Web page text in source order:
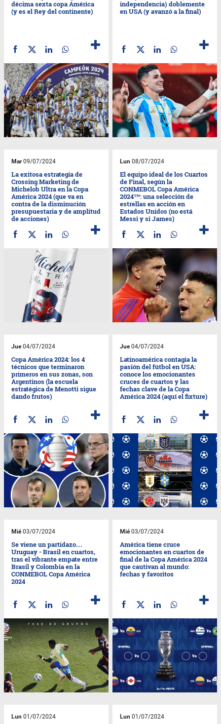
décima sexta copa América
(y es el Rey del continente)
independencia) doblemente
en USA (y avanzó a la final)
Mar09/07/2024
La exitosa estrategia de
Crossing Marketing de
Michelob Ultra en la Copa
América 2024 (que va en
contra de la disminución
presupuestaria y de amplitud
de acciones)
Lun 08/07/2024
El equipo ideal de los Cuartos
de Final, según la
CONMEBOL Copa América
2024™: una selección de
estrellas en acción en
Estados Unidos (no está
Messi y si James)
Jue04/07/2024
Copa América 2024: los 4
técnicos que terminaron
primeros en sus zonas, son
Argentinos (la escuela
estratégica de Menotti sigue
dando frutos)
Jue04/07/2024
Latinoamérica contagia la
pasión del fútbol en USA:
conoce los emocionantes
cruces de cuartos y las
fechas clave de la Copa
América 2024 (aquí el fixture)
Mié03/07/2024
Se viene un partidazo…
Uruguay - Brasil en cuartos,
tras el vibrante empate entre
Brasil y Colombia en la
CONMEBOL Copa América
2024
Mié03/07/2024
América tiene cruce
emocionantes en cuartos de
final de la Copa América 2024
que cautivan al mundo:
fechas y favoritos
Lun 01/07/2024 Lun 01/07/2024